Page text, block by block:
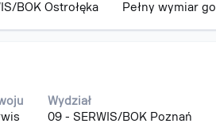
BOK Ostrołęka
Pełny wymiar
Wydział
09 - SERWIS/BOK Poznań